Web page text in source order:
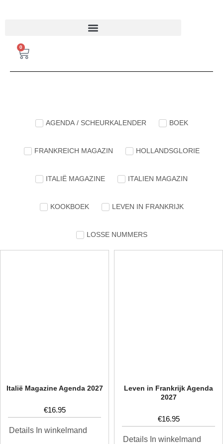
0
AGENDA / SCHEURKALENDER BOEK
FRANKREICH MAGAZIN HOLLANDSGLORIE
ITALIË MAGAZINE ITALIEN MAGAZIN
KOOKBOEK LEVEN IN FRANKRIJK
LOSSE NUMMERS
Italië Magazine Agenda 2027
€16.95
Details In winkelmand
Leven in Frankrijk Agenda
2027
€16.95
Details In winkelmand